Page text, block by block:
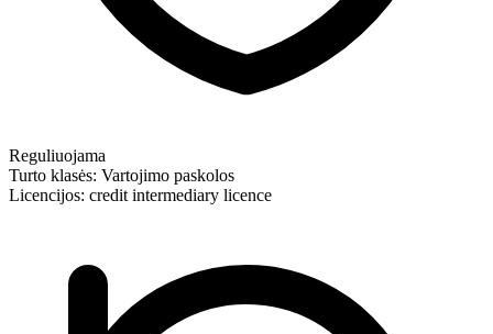
Reguliuojama
Turto klasės: Vartojimo paskolos
Licencijos: credit intermediary licence